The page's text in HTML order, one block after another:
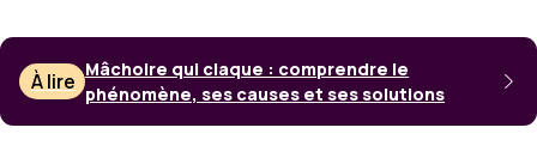
À lire Mâchoire qui claque : comprendre le
phénomène, ses causes et ses solutions